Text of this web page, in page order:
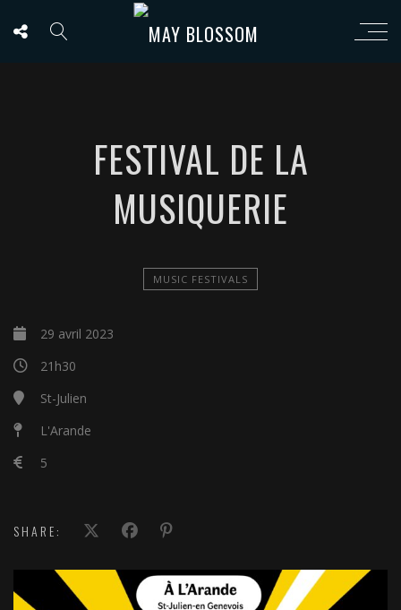
FESTIVAL DE LA
MUSIQUERIE
MUSIC FESTIVALS
29 avril 2023
21h30
St-Julien
L'Arande
5
SHARE: